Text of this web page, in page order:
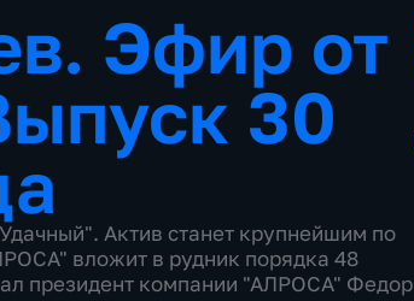
Эфир от
30
Актив станет крупнейшим по
вложит в рудник порядка 48
президент компании "АЛРОСА" Федор